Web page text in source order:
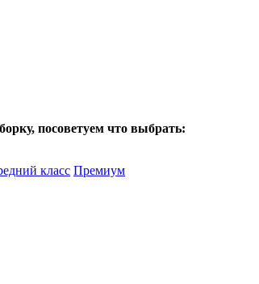
посоветуем что выбрать:
класс Премиум